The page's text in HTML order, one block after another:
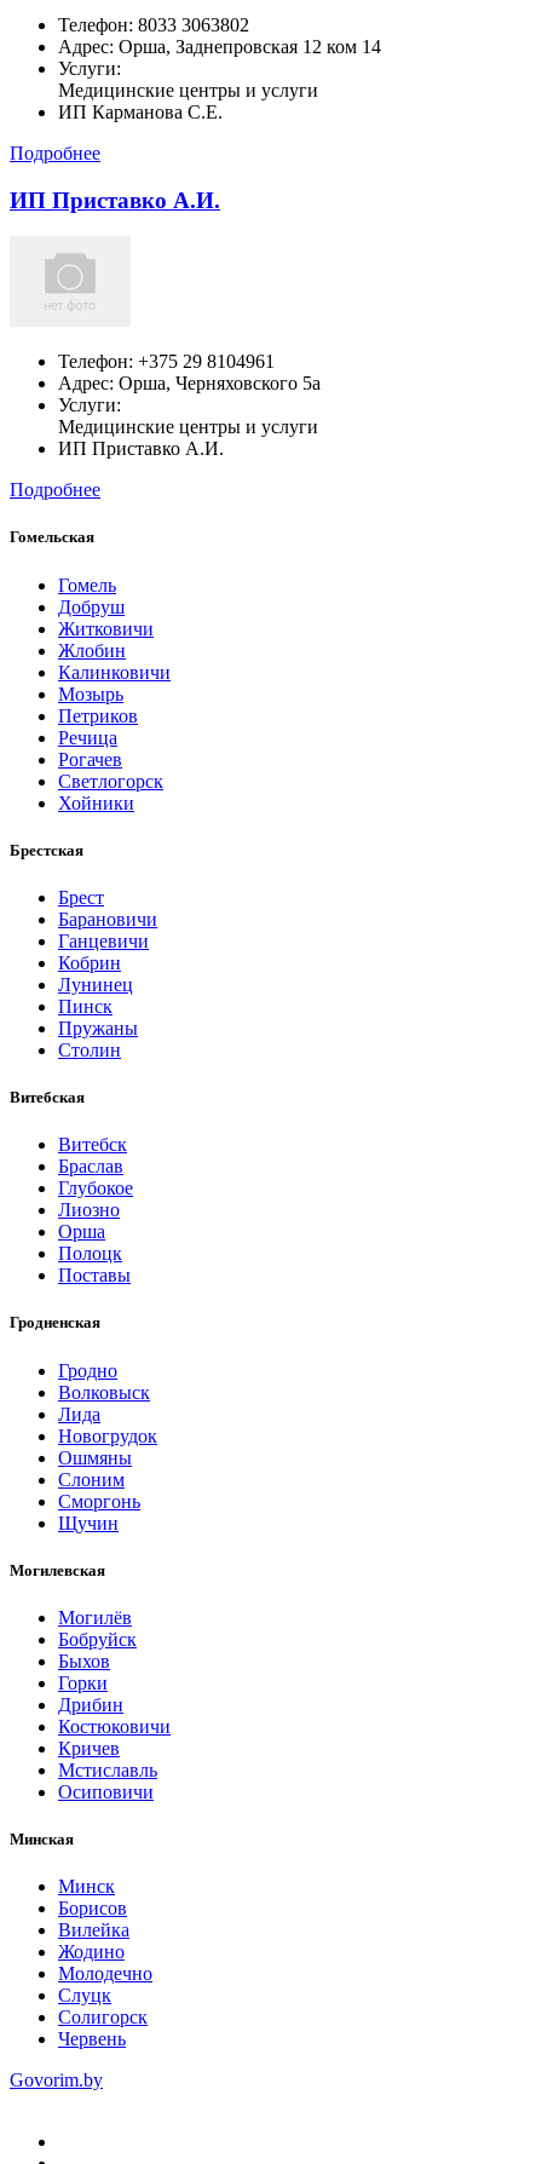
Телефон: 8033 3063802
Адрес: Орша, Заднепровская 12 ком 14
Услуги:
Медицинские центры и услуги
ИП Карманова С.Е.
Подробнее
ИП Приставко А.И.
Телефон: +375 29 8104961
Адрес: Орша, Черняховского 5а
Услуги:
Медицинские центры и услуги
ИП Приставко А.И.
Подробнее
Гомельская
Гомель
Добруш
Житковичи
Жлобин
Калинковичи
Мозырь
Петриков
Речица
Рогачев
Светлогорск
Хойники
Брестская
Брест
Барановичи
Ганцевичи
Кобрин
Лунинец
Пинск
Пружаны
Столин
Витебская
Витебск
Браслав
Глубокое
Лиозно
Орша
Полоцк
Поставы
Гродненская
Гродно
Волковыск
Лида
Новогрудок
Ошмяны
Слоним
Сморгонь
Щучин
Могилевская
Могилёв
Бобруйск
Быхов
Горки
Дрибин
Костюковичи
Кричев
Мстиславль
Осиповичи
Минская
Минск
Борисов
Вилейка
Жодино
Молодечно
Слуцк
Солигорск
Червень
Govorim.by